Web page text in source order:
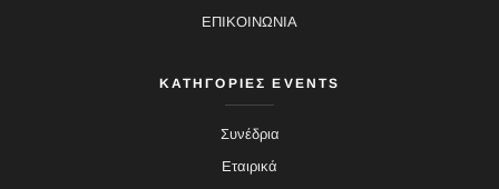
ΕΠΙΚΟΙΝΩΝΙΑ
ΚΑΤΗΓΟΡΙΕΣ EVENTS
Συνέδρια
Εταιρικά